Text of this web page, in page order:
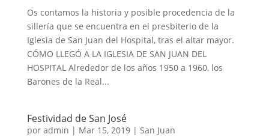
Os contamos la historia y posible procedencia de la
sillería que se encuentra en el presbiterio de la
Iglesia de San Juan del Hospital, tras el altar mayor.
CÓMO LLEGÓ A LA IGLESIA DE SAN JUAN DEL
HOSPITAL Alrededor de los años 1950 a 1960, los
Barones de la Real...
Festividad de San José
por admin | Mar 15, 2019| San Juan